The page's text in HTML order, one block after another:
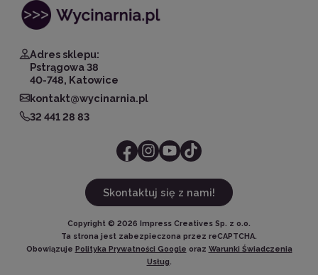
Adres sklepu:
Pstrągowa 38
40-748, Katowice
kontakt@wycinarnia.pl
32 441 28 83
Skontaktuj się z nami!
Copyright © 2026 Impress Creatives Sp. z o.o.
Ta strona jest zabezpieczona przez reCAPTCHA.
Obowiązuje Polityka Prywatności Google oraz Warunki Świadczenia
Usług.